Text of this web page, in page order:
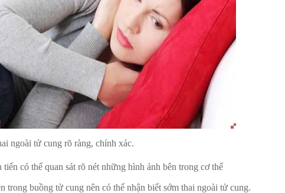
ngoài tử cung rõ ràng, chính xác.
tiến có thể quan sát rõ nét những hình ảnh bên trong cơ thể
trong buồng tử cung nên có thể nhận biết sớm thai ngoài tử cung.